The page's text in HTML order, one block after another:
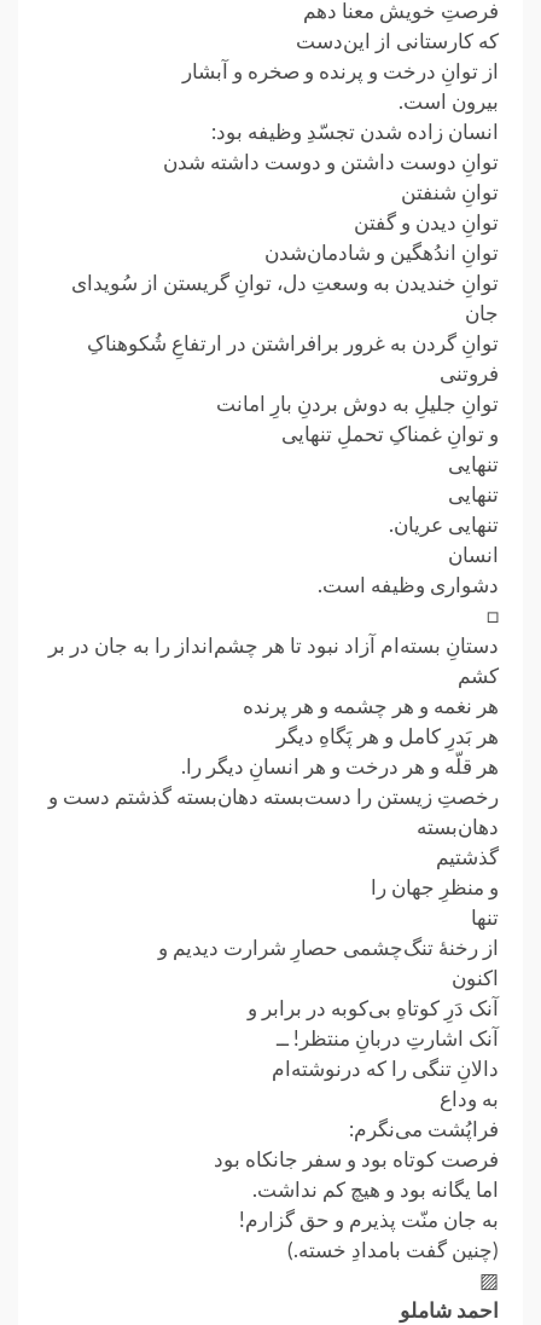
فرصتِ خویش معنا دهم
که کارستانی از این‌دست
از توانِ درخت و پرنده و صخره و آبشار
بیرون است.
انسان زاده شدن تجسّدِ وظیفه بود:
توانِ دوست‌ داشتن و دوست‌ داشته‌ شدن
توانِ شنفتن
توانِ دیدن و گفتن
توانِ اندُهگین و شادمان‌شدن
توانِ خندیدن به وسعتِ دل، توانِ گریستن از سُویدای
جان
توانِ گردن به غرور برافراشتن در ارتفاعِ شُکوهناکِ
فروتنی
توانِ جلیلِ به دوش بردنِ بارِ امانت
و توانِ غمناکِ تحملِ تنهایی
تنهایی
تنهایی
تنهایی عریان.
انسان
دشواری وظیفه است.
□
دستانِ بسته‌ام آزاد نبود تا هر چشم‌انداز را به جان در بر
کشم
هر نغمه و هر چشمه و هر پرنده
هر بَدرِ کامل و هر پَگاهِ دیگر
هر قلّه و هر درخت و هر انسانِ دیگر را.
رخصتِ زیستن را دست‌بسته دهان‌بسته گذشتم دست و
دهان‌بسته
گذشتیم
و منظرِ جهان را
تنها
از رخنهٔ تنگ‌چشمی‌ حصارِ شرارت دیدیم و
اکنون
آنک دَرِ کوتاهِ بی‌کوبه در برابر و
آنک اشارتِ دربانِ منتظر! ــ
دالانِ تنگی را که درنوشته‌ام
به وداع
فراپُشت می‌نگرم:
فرصت کوتاه بود و سفر جانکاه بود
اما یگانه بود و هیچ کم نداشت.
به جان منّت پذیرم و حق گزارم!
(چنین گفت بامدادِ خسته.)
▨
احمد شاملو